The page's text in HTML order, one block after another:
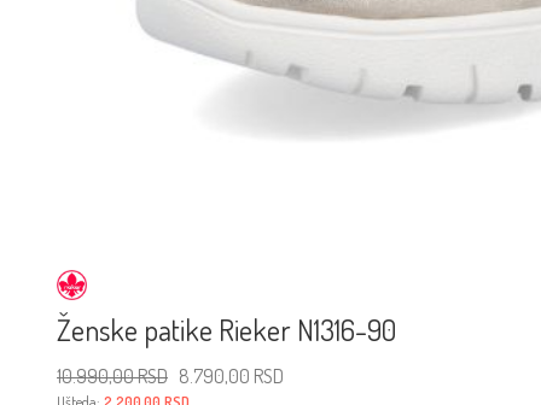
Ženske patike Rieker N1316-90
10.990,00RSD Originalna
cena
je
8.790,00 RSD